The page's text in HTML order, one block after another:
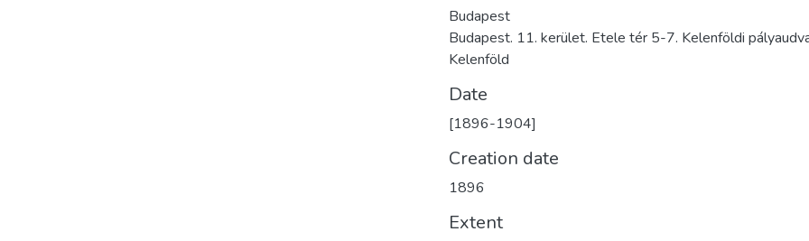
Budapest
Budapest. 11. kerület. Etele tér 5-7. Kelenföldi
Kelenföld
Date
[1896-1904]
Creation date
1896
Extent